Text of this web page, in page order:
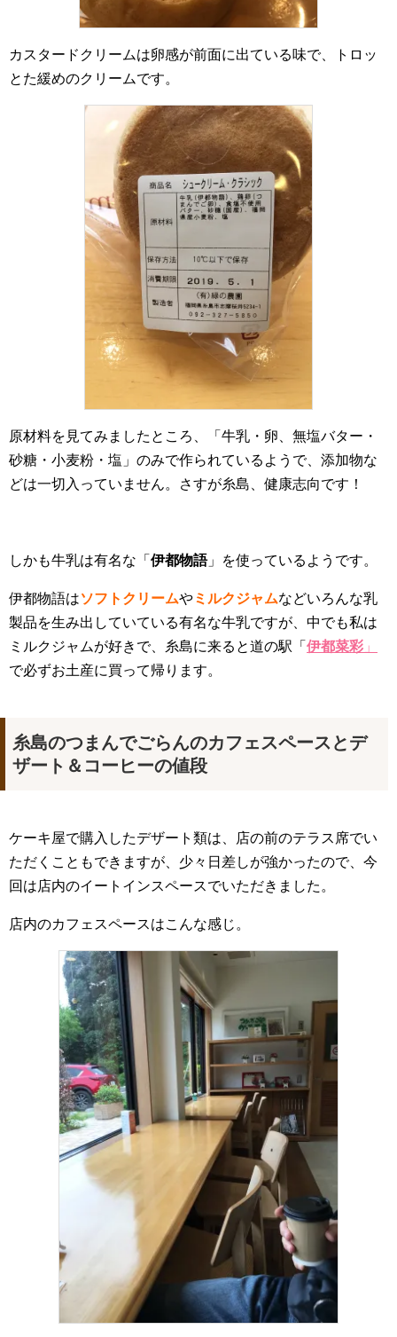
カスタードクリームは卵感が前面に出ている味で、トロッ
とた緩めのクリームです。
原材料を見てみましたところ、「牛乳・卵、無塩バター・
砂糖・小麦粉・塩」のみで作られているようで、添加物な
どは一切入っていません。さすが糸島、健康志向です！
しかも牛乳は有名な「 伊都物語」を使っているようです。
伊都物語はソフトクリームやミルクジャムなどいろんな乳
製品を生み出していている有名な牛乳ですが、中でも私は
ミルクジャムが好きで、糸島に来ると道の駅「 伊都菜彩 」
で必ずお土産に買って帰ります。
糸島のつまんでごらんのカフェスペースとデ
ザート＆コーヒーの値段
ケーキ屋で購入したデザート類は、店の前のテラス席でい
ただくこともできますが、少々日差しが強かったので、今
回は店内のイートインスペースでいただきました。
店内のカフェスペースはこんな感じ。